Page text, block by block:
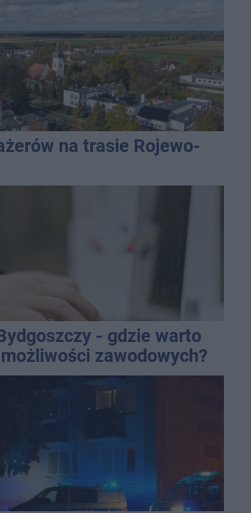
na trasie Rojewo-
- gdzie warto
zawodowych?